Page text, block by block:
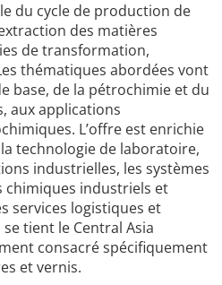
du cycle de production de
des matières
de transformation,
thématiques abordées vont
base, de la pétrochimie et du
aux applications
L’offre est enrichie
technologie de laboratoire,
industrielles, les systèmes
chimiques industriels et
services logistiques et
se tient le Central Asia
consacré spécifiquement
et vernis.